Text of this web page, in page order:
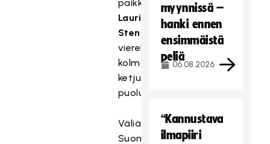
paikkansa
Lauri
Stenforsin
vierellä
kolmannen
ketjun
puolustuksessa.
Väliäaikaisesti
Suomen
myynnissä –
hanki ennen
ensimmäistä
peliä
06.08.2026
“Kannustava
ilmapiiri